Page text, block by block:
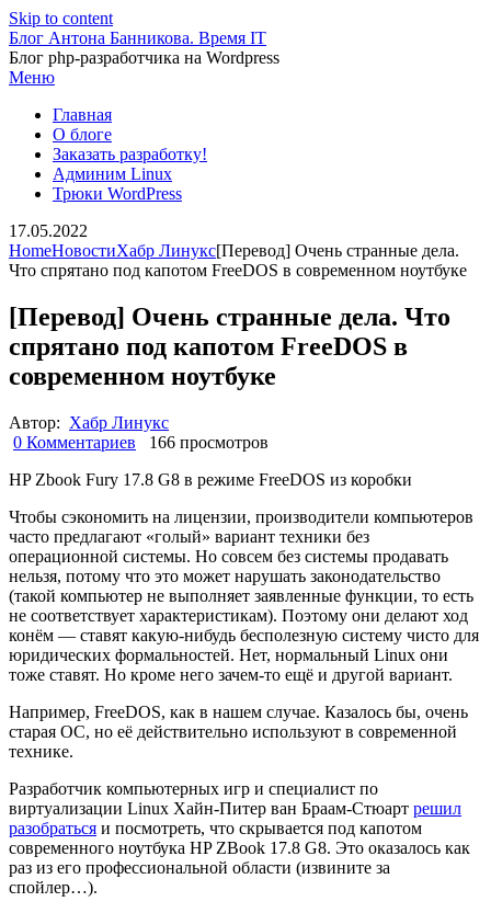
Skip to content
Блог Антона Банникова. Время IT
Блог php-разработчика на Wordpress
Меню
Главная
О блоге
Заказать разработку!
Админим Linux
Трюки WordPress
17.05.2022
HomeНовостиХабр Линукс[Перевод] Очень странные дела.
Что спрятано под капотом FreeDOS в современном ноутбуке
[Перевод] Очень странные дела. Что
спрятано под капотом FreeDOS в
современном ноутбуке
Автор: Хабр Линукс
0 Комментариев
166 просмотров
HP Zbook Fury 17.8 G8 в режиме FreeDOS из коробки
Чтобы сэкономить на лицензии, производители компьютеров
часто предлагают «голый» вариант техники без
операционной системы. Но совсем без системы продавать
нельзя, потому что это может нарушать законодательство
(такой компьютер не выполняет заявленные функции, то есть
не соответствует характеристикам). Поэтому они делают ход
конём — ставят какую-нибудь бесполезную систему чисто для
юридических формальностей. Нет, нормальный Linux они
тоже ставят. Но кроме него зачем-то ещё и другой вариант.
Например, FreeDOS, как в нашем случае. Казалось бы, очень
старая ОС, но её действительно используют в современной
технике.
Разработчик компьютерных игр и специалист по
виртуализации Linux Хайн-Питер ван Браам-Стюарт решил
разобраться и посмотреть, что скрывается под капотом
современного ноутбука HP ZBook 17.8 G8. Это оказалось как
раз из его профессиональной области (извините за
спойлер…).